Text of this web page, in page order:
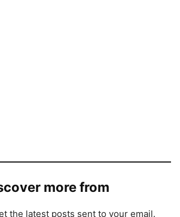
more from
the latest posts sent to your email.